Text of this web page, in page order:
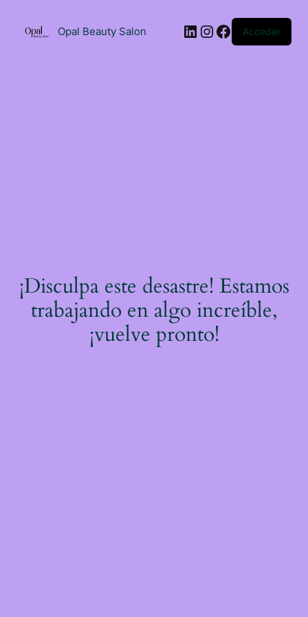
contenido
Opal Beauty Salon LinkedIn
Instagram
Facebook
Acceder
¡Disculpa este desastre! Estamos
trabajando en algo increíble,
¡vuelve pronto!